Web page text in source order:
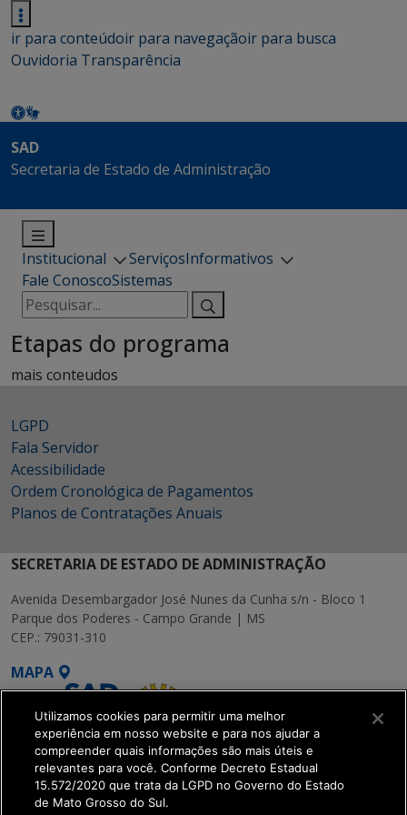
ir para conteúdoir para navegaçãoir para busca
Ouvidoria Transparência
SAD
Secretaria de Estado de Administração
Institucional ServiçosInformativos
Fale ConoscoSistemas
Pesquisar
por:
Etapas do programa
mais conteudos
LGPD
Fala Servidor
Acessibilidade
Ordem Cronológica de Pagamentos
Planos de Contratações Anuais
SECRETARIA DE ESTADO DE ADMINISTRAÇÃO
Avenida Desembargador José Nunes da Cunha s/n - Bloco 1
Parque dos Poderes - Campo Grande | MS
CEP.: 79031-310
MAPA
SETDIG | Secretaria-
Utilizamos cookies para permitir uma melhor
experiência em nosso website e para nos ajudar a
compreender quais informações são mais úteis e
relevantes para você. Conforme Decreto Estadual
15.572/2020 que trata da LGPD no Governo do Estado
de Mato Grosso do Sul.